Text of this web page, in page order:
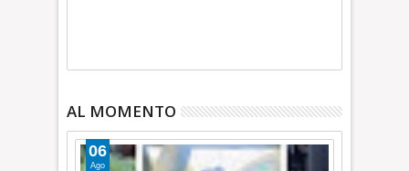
AL MOMENTO
06
Ago